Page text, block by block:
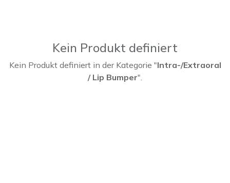
Kein Produkt definiert
Kein Produkt definiert in der Kategorie "Intra-/Extraoral
/ Lip Bumper".